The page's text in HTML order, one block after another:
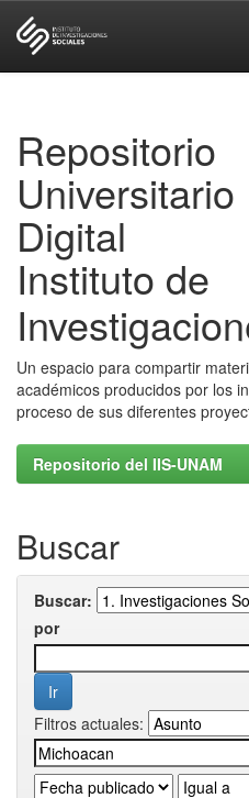
Repositorio
Universitario
Digital
Instituto de
Un espacio para compartir
académicos producidos por los
proceso de sus diferentes
Repositorio del IIS-UNAM
Buscar
Buscar:
por
Filtros actuales: